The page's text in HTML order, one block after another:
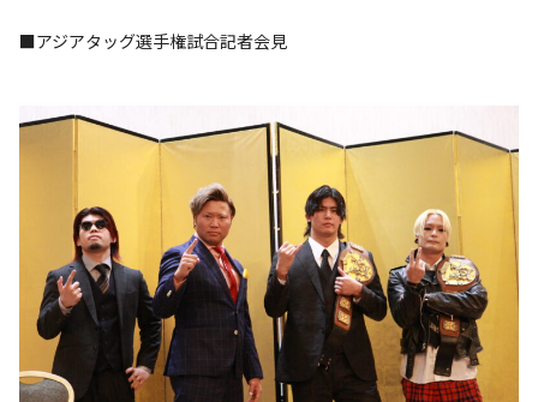
■アジアタッグ選手権試合記者会見